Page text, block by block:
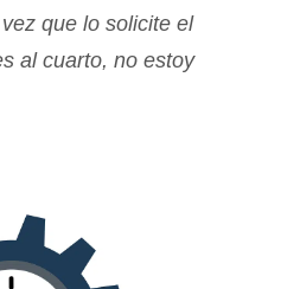
que lo solicite el
al cuarto, no estoy